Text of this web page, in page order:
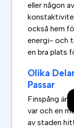
eller någon
också hem
energi- och
en bra plats
Olika
Passar
Finspång är
var och en
av staden